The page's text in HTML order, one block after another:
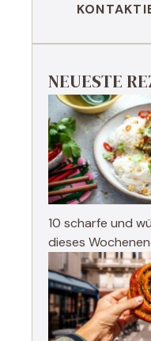
NEUESTE
10 scharfe und
dieses